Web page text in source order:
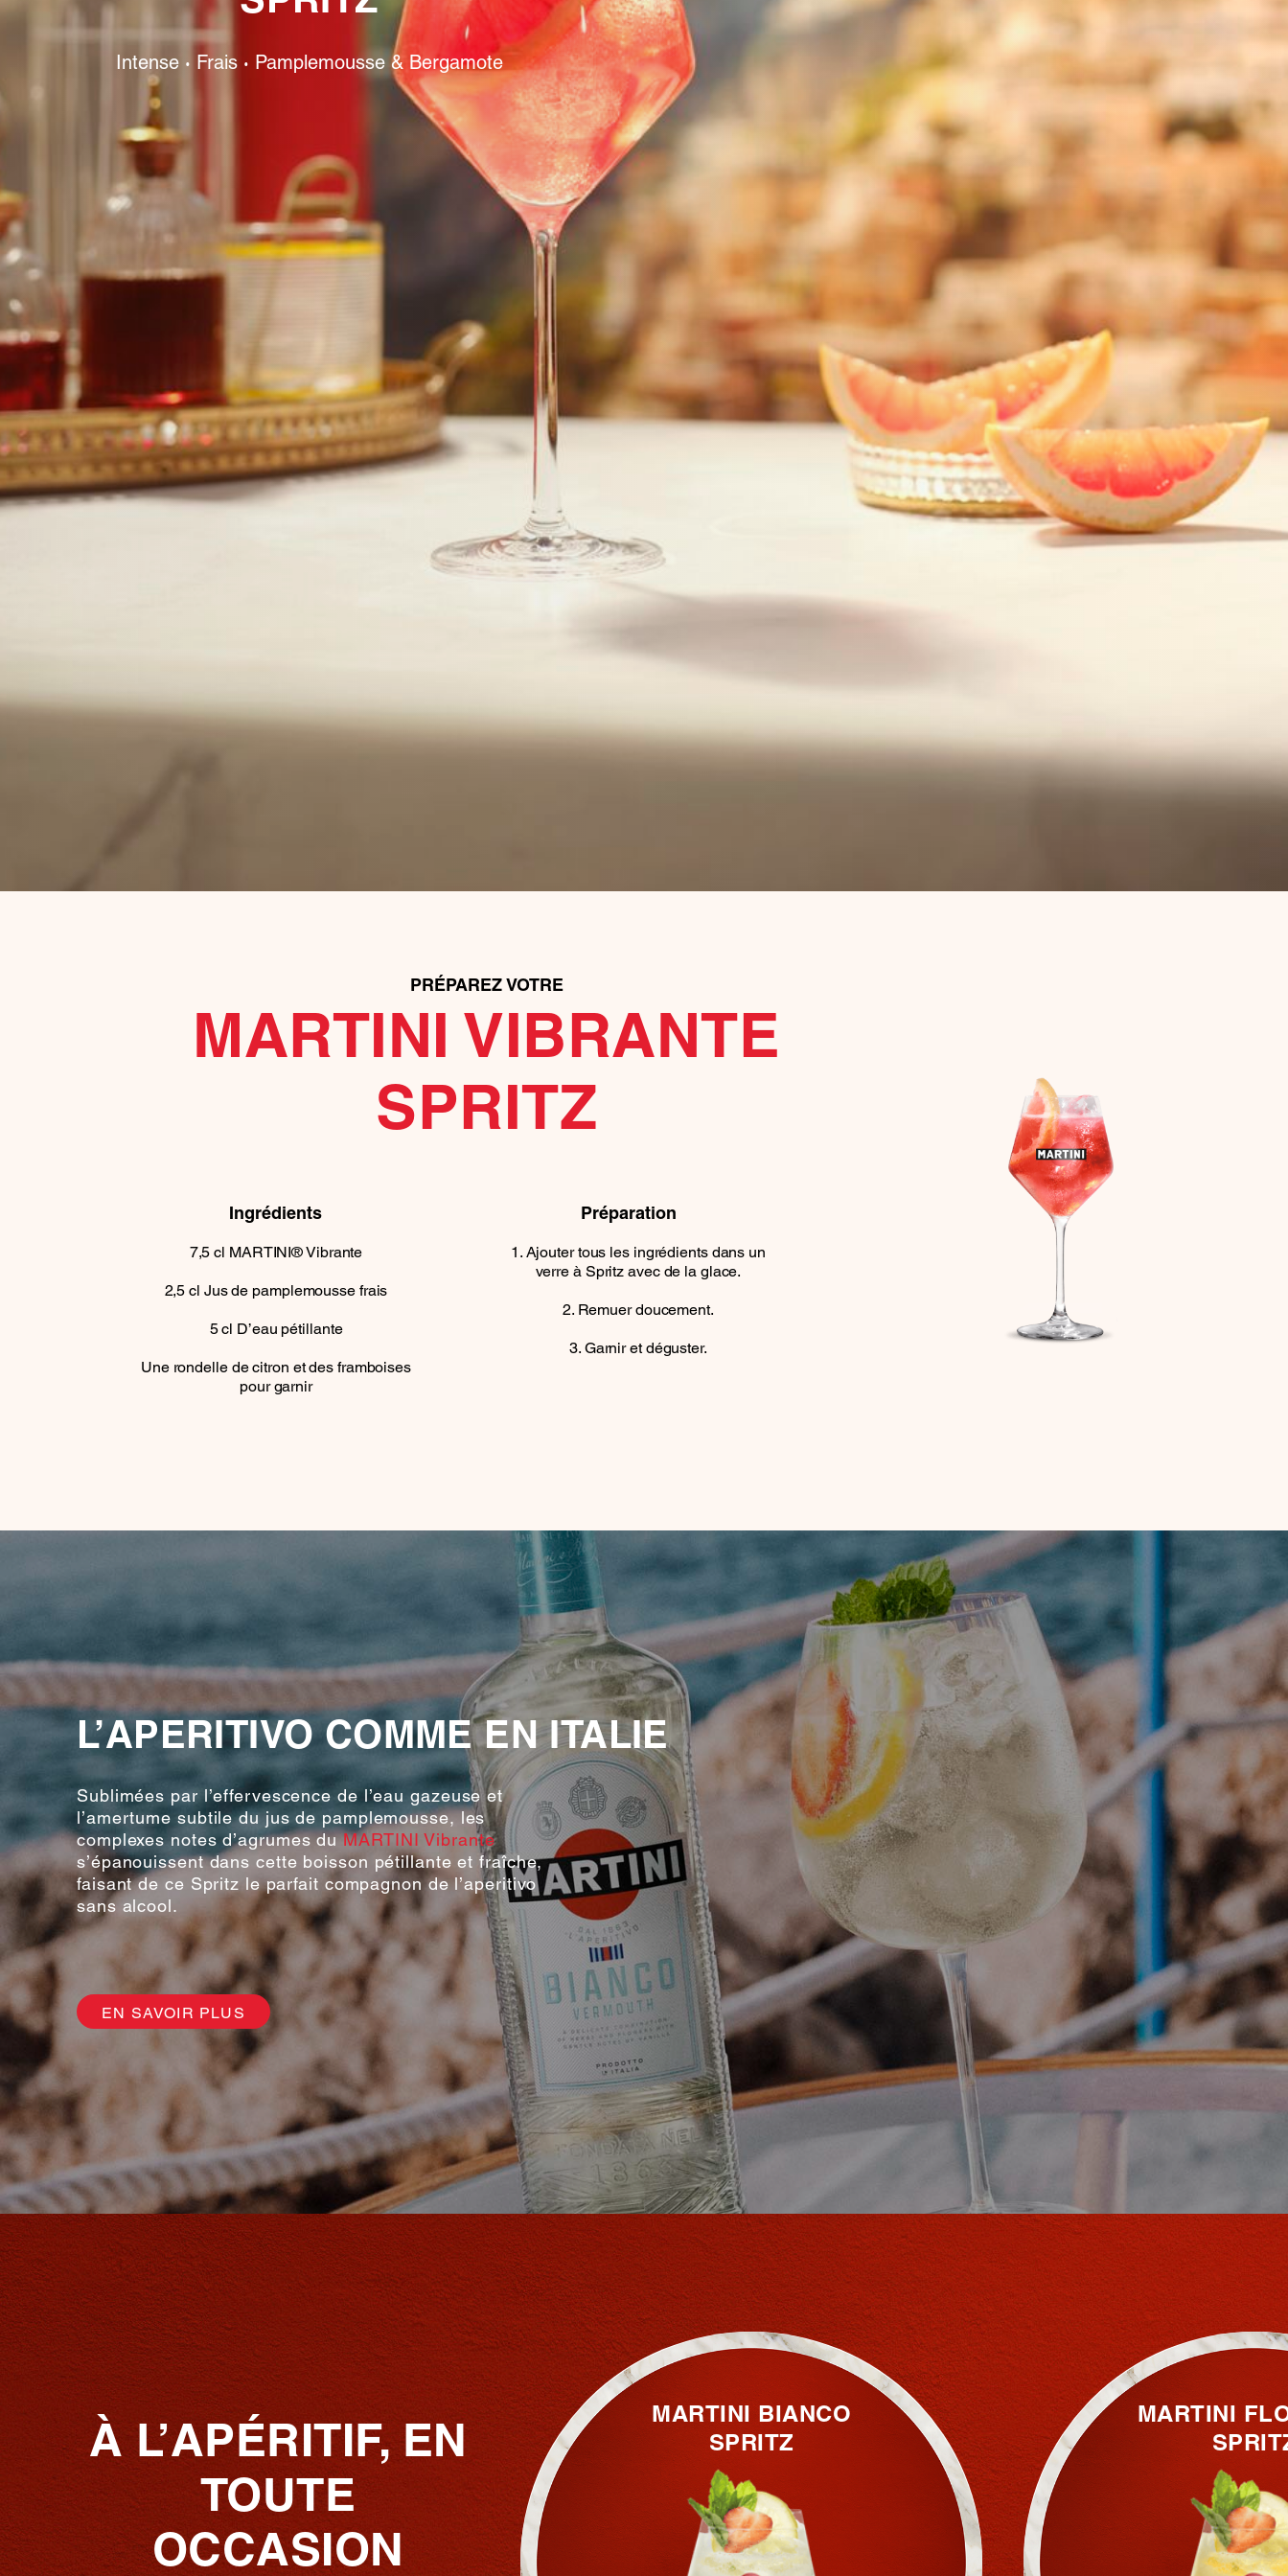
Intense · Frais · Pamplemousse & Bergamote
PRÉPAREZ VOTRE
MARTINI VIBRANTE
SPRITZ
Ingrédients
7,5 cl MARTINI® Vibrante
2,5 cl Jus de pamplemousse frais
5 cl D’eau pétillante
Une rondelle de citron et des framboises
pour garnir
Préparation
Ajouter tous les ingrédients dans un
verre à Spritz avec de la glace.
Remuer doucement.
Garnir et déguster.
L’APERITIVO COMME EN ITALIE
Sublimées par l’effervescence de l’eau gazeuse et
l’amertume subtile du jus de pamplemousse, les
complexes notes d’agrumes duMARTINI Vibrante
s’épanouissent dans cette boisson pétillante et fraîche,
faisant de ce Spritz le parfait compagnon de l’aperitivo
sans alcool.
EN SAVOIR PLUS
À L’APÉRITIF, EN
TOUTE
OCCASION
MARTINI BIANCO
SPRITZ
MARTINI